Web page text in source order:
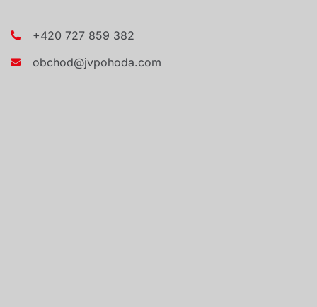
+420 727 859 382
obchod@jvpohoda.com